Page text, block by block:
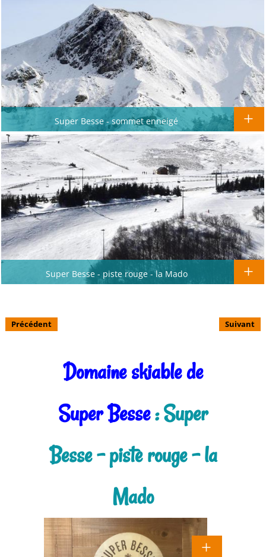
Super Besse - sommet enneigé
Super Besse - piste rouge - la Mado
Précédent Suivant
Domaine skiable de
Super Besse: Super
Besse - piste rouge - la
Mado